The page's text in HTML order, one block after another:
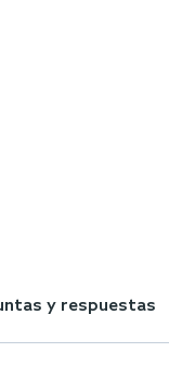
y respuestas